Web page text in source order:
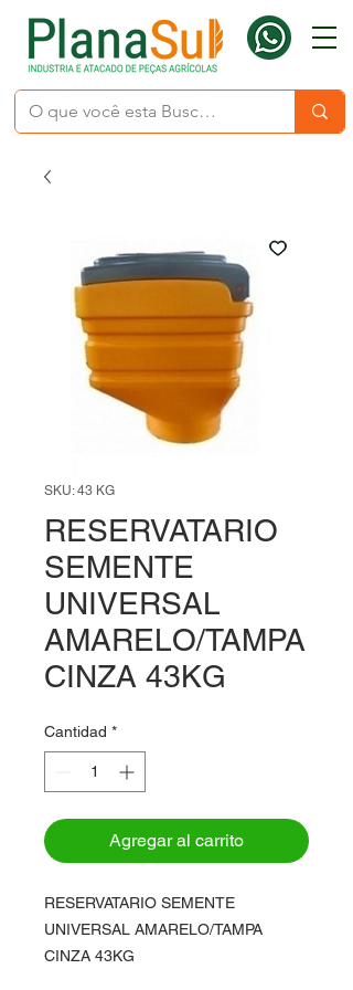
SKU: 43 KG
RESERVATARIO
SEMENTE
UNIVERSAL
AMARELO/TAMPA
CINZA 43KG
Cantidad *
Agregar al carrito
RESERVATARIO SEMENTE
UNIVERSAL AMARELO/TAMPA
CINZA 43KG